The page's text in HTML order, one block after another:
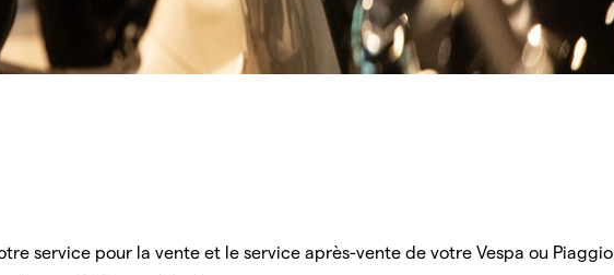
service pour la vente et le service après-vente de votre Vespa ou Piaggio